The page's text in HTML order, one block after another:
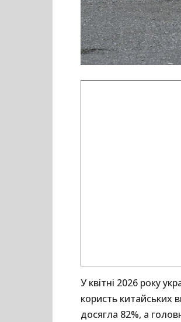
У квітні 2026 року
користь китайських
досягла 82%, а